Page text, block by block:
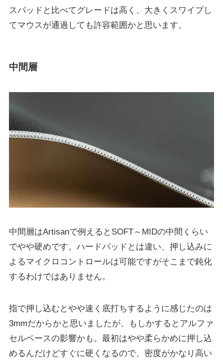
スパッドと比べてグレードは高く、大きくスワイプし
てマウスが通過しても許容範囲かと思います。
中間層
中間層はArtisanで例えるとSOFT～MIDの中間くらい
でやや硬めです。ハードパッドとは違い、押し込みに
よるマイクロコントロールは可能ですがそこまで鈍化
するわけではありません。
指で押し込むとやや速く底打ちするように感じたのは
3mmだからかと思いましたが、もしかするとアルファ
セルベースの影響かも。最初はやや柔らかめに押し込
めるんだけどすぐに硬くなるので、密度がかなり高い